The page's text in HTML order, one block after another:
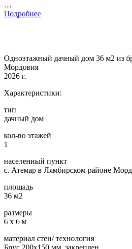
…
Подробнее
Одноэтажный дачный дом 36 м2 из
Мордовия
2026 г.
Характеристики:
тип
дачный дом
кол-во этажей
1
населенный пункт
с. Атемар в Лямбирском районе
площадь
36 м2
размеры
6 х 6 м
материал стен/ технология